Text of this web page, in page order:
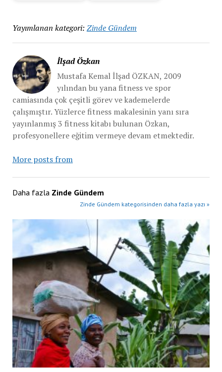
Yayımlanan kategori: Zinde Gündem
İlşad Özkan
Mustafa Kemal İlşad ÖZKAN, 2009
yılından bu yana fitness ve spor
camiasında çok çeşitli görev ve kademelerde
çalışmıştır. Yüzlerce fitness makalesinin yanı sıra
yayınlanmış 3 fitness kitabı bulunan Özkan,
profesyonellere eğitim vermeye devam etmektedir.
More posts from
Daha fazla Zinde Gündem
Zinde Gündem kategorisinden daha fazla yazı »